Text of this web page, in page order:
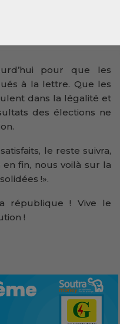
pour que les
à la lettre. Que les
dans la légalité et
des élections ne
le reste suivra,
fin, nous voilà sur la
!».
république ! Vive le
!